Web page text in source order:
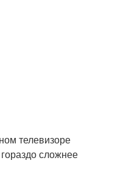
телевизоре
сложнее